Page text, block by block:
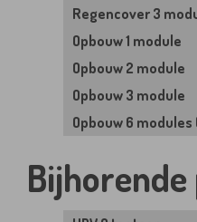
Regencover 3
Opbouw 1 module
Opbouw 2 module
Opbouw 3 module
Opbouw 6 modules